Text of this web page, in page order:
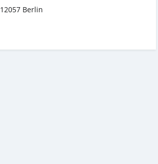
12057 Berlin